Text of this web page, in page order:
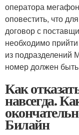
оператора
оповестить, что
договор с
необходимо
из подразделений
номер должен
Как
навсегда.
Билайн